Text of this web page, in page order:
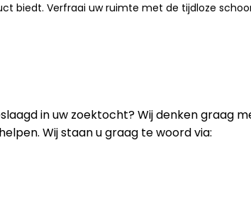
biedt. Verfraai uw ruimte met de tijdloze
in uw zoektocht? Wij denken graag
Wij staan u graag te woord via: